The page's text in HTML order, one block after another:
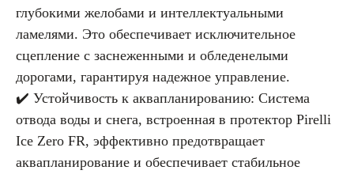
глубокими желобами и интеллектуальными
ламелями. Это обеспечивает исключительное
сцепление с заснеженными и обледенелыми
дорогами, гарантируя надежное управление.
✔️ Устойчивость к аквапланированию: Система
отвода воды и снега, встроенная в протектор Pirelli
Ice Zero FR, эффективно предотвращает
аквапланирование и обеспечивает стабильное